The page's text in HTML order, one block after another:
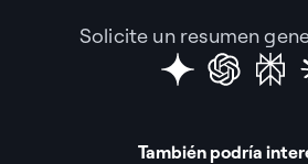
Solicite un resumen
También podría